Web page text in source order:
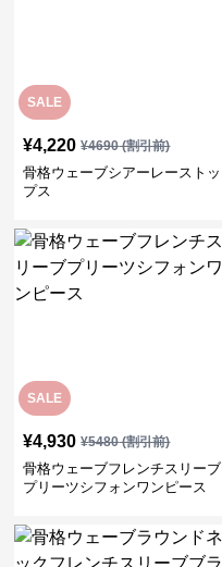
SALE
¥4,220 ¥4690(割引前)
骨格ウェーブシアーレーストッ
プス
SALE
¥4,930 ¥5480(割引前)
骨格ウェーブフレンチスリーブ
プリーツシフォンワンピース